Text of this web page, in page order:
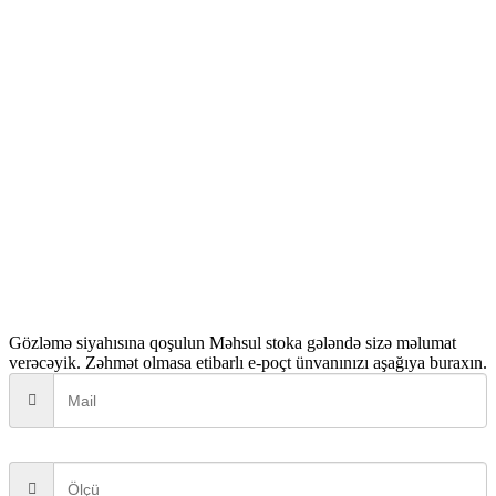
Gözləmə siyahısına qoşulun Məhsul stoka gələndə sizə məlumat
verəcəyik. Zəhmət olmasa etibarlı e-poçt ünvanınızı aşağıya buraxın.